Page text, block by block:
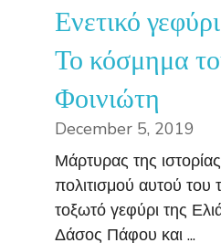
Ενετικό
Το κόσμημα
Φοινιώτη
December 5, 2019
Μάρτυρας της
πολιτισμού αυτού του
τοξωτό γεφύρι της
Δάσος Πάφου και ...